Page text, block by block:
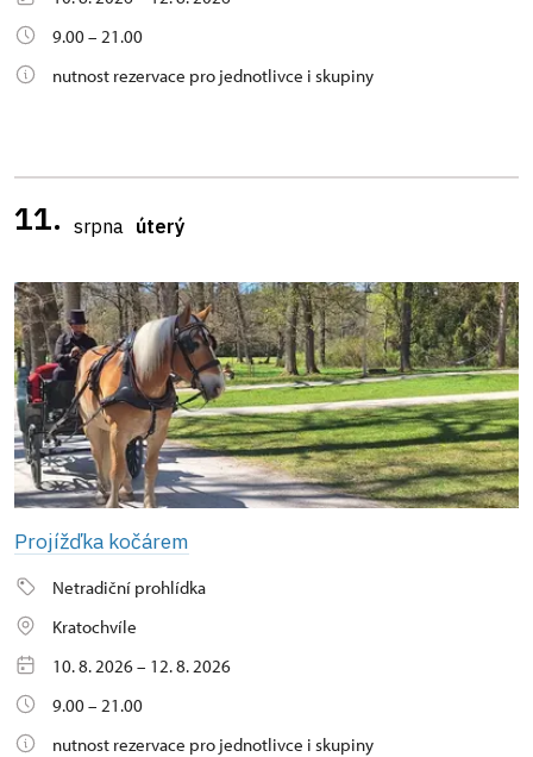
9.00 – 21.00
nutnost rezervace pro jednotlivce i skupiny
11. srpna úterý
Projížďka kočárem
Netradiční prohlídka
Kratochvíle
10. 8. 2026 – 12. 8. 2026
9.00 – 21.00
nutnost rezervace pro jednotlivce i skupiny